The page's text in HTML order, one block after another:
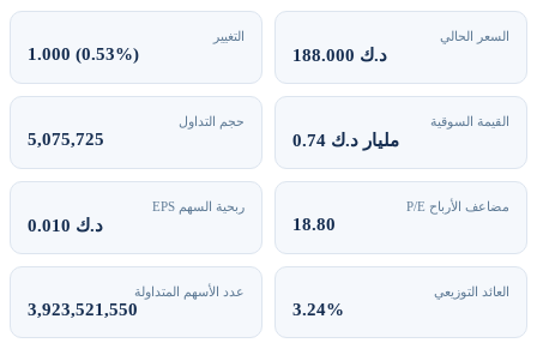
السعر الحالي
188.000 د.ك
التغيير
1.000 (0.53%)
القيمة السوقية
0.74 مليار د.ك
حجم التداول
5,075,725
مضاعف الأرباح P/E
18.80
ربحية السهم EPS
0.010 د.ك
العائد التوزيعي
3.24%
عدد الأسهم المتداولة
3,923,521,550